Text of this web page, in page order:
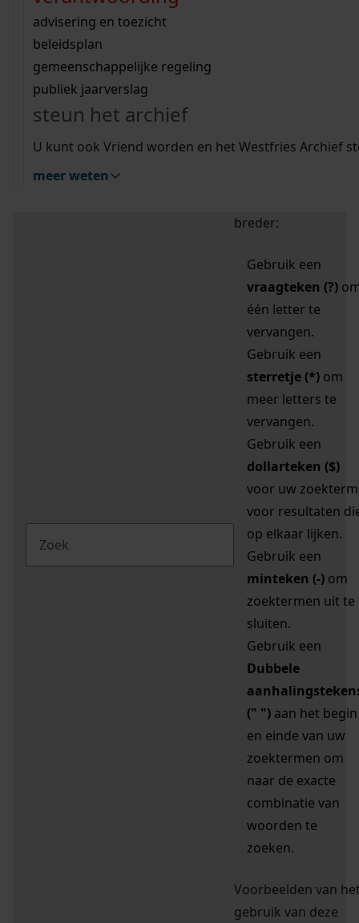
bouwvergunningen
omgevingsvergunningen
vergunningen
beeld en geluid
uitleg nodig?
Wij helpen u op weg met een aantal zoektips.
bekijk alle zoektips
Wij helpen u op weg met een aantal zoektips.
bekijk alle zoektips
bekijk ons geschiedenislokaal
advisering en toezicht
beleidsplan
gemeenschappelijke regeling
publiek jaarverslag
steun het archief
U kunt ook Vriend worden en het Westfries Archief
meer weten
zoektips
Mijn Studiezaal (inloggen)
uw zoekopdracht te
breder:
Gebruik een
vraagteken (?)
één letter te
vervangen.
Gebruik een
sterretje (*) om
meer letters te
vervangen.
Gebruik een
dollarteken ($)
voor uw zoekterm
voor resultaten
op elkaar lijken.
Gebruik een
minteken (-) om
zoektermen uit te
sluiten.
Gebruik een
Dubbele
(" ") aan het begin
en einde van uw
zoektermen om
naar de exacte
combinatie van
woorden te
zoeken.
Voorbeelden van
gebruik van deze